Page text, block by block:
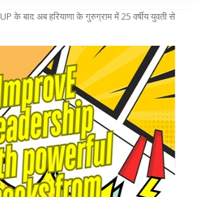
UP के बाद अब हरियाणा के गुरुग्राम में 25 वर्षीय युवती से